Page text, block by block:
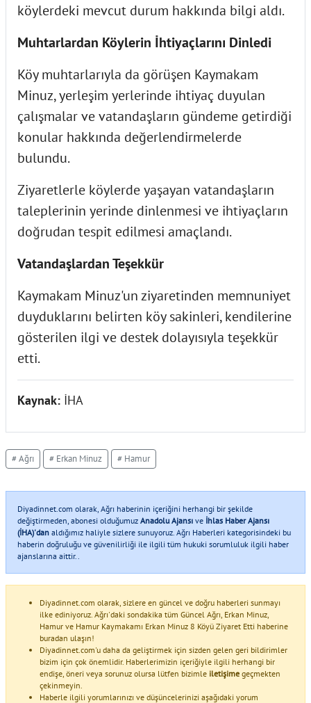
köylerdeki mevcut durum hakkında bilgi aldı.
Muhtarlardan Köylerin İhtiyaçlarını Dinledi
Köy muhtarlarıyla da görüşen Kaymakam
Minuz, yerleşim yerlerinde ihtiyaç duyulan
çalışmalar ve vatandaşların gündeme getirdiği
konular hakkında değerlendirmelerde
bulundu.
Ziyaretlerle köylerde yaşayan vatandaşların
taleplerinin yerinde dinlenmesi ve ihtiyaçların
doğrudan tespit edilmesi amaçlandı.
Vatandaşlardan Teşekkür
Kaymakam Minuz'un ziyaretinden memnuniyet
duyduklarını belirten köy sakinleri, kendilerine
gösterilen ilgi ve destek dolayısıyla teşekkür
etti.
Kaynak: İHA
# Ağrı # Erkan Minuz # Hamur
Diyadinnet.com olarak, Ağrı haberinin içeriğini herhangi bir şekilde
değiştirmeden, abonesi olduğumuz Anadolu Ajansı ve İhlas Haber Ajansı
(İHA)'dan aldığımız haliyle sizlere sunuyoruz. Ağrı Haberleri kategorisindeki bu
haberin doğruluğu ve güvenilirliği ile ilgili tüm hukuki sorumluluk ilgili haber
ajanslarına aittir..
Diyadinnet.com olarak, sizlere en güncel ve doğru haberleri sunmayı
ilke ediniyoruz. Ağrı'daki sondakika tüm Güncel Ağrı, Erkan Minuz,
Hamur ve Hamur Kaymakamı Erkan Minuz 8 Köyü Ziyaret Etti haberine
buradan ulaşın!
Diyadinnet.com'u daha da geliştirmek için sizden gelen geri bildirimler
bizim için çok önemlidir. Haberlerimizin içeriğiyle ilgili herhangi bir
endişe, öneri veya sorunuz olursa lütfen bizimle iletişime geçmekten
çekinmeyin.
Haberle ilgili yorumlarınızı ve düşüncelerinizi aşağıdaki yorum